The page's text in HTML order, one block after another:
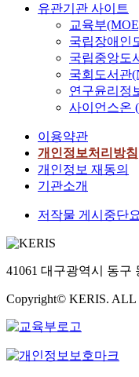
유관기관 사이트
교육부
국립장애인
국립중앙도
국회도서관
연구윤리정
사이언스온
이용약관
개인정보처리방침
개인정보 재동의
기관소개
저작물 게시중단
41061 대구광역시 동구
Copyright© KERIS. ALL